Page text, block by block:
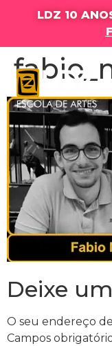
LDZ 10
Deixe
O seu endereço
Campos